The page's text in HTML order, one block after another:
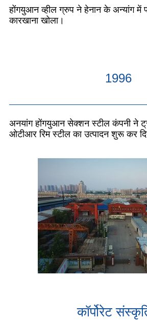
होंगयुआन व्हील ग्रुप ने हेनान के अन्यांग में
कारखाना खोला।
1996
अनयांग होंगयुआन सेक्शन स्टील कंपनी ने
ओटीआर रिम स्टील का उत्पादन शुरू कर
कॉर्पोरेट